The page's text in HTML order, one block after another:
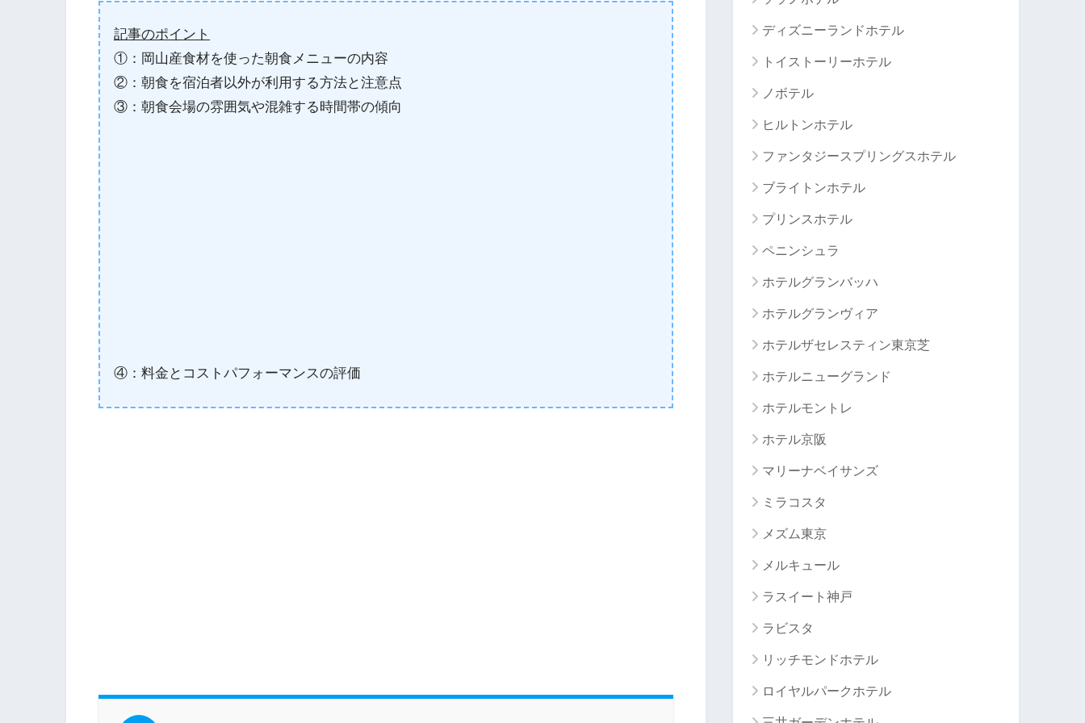
記事のポイント
①：岡山産食材を使った朝食メニューの内容
②：朝食を宿泊者以外が利用する方法と注意点
③：朝食会場の雰囲気や混雑する時間帯の傾向
④：料金とコストパフォーマンスの評価
ディズニーランドホテル
トイストーリーホテル
ノボテル
ヒルトンホテル
ファンタジースプリングスホテル
ブライトンホテル
プリンスホテル
ペニンシュラ
ホテルグランバッハ
ホテルグランヴィア
ホテルザセレスティン東京芝
ホテルニューグランド
ホテルモントレ
ホテル京阪
マリーナベイサンズ
ミラコスタ
メズム東京
メルキュール
ラスイート神戸
ラビスタ
リッチモンドホテル
ロイヤルパークホテル